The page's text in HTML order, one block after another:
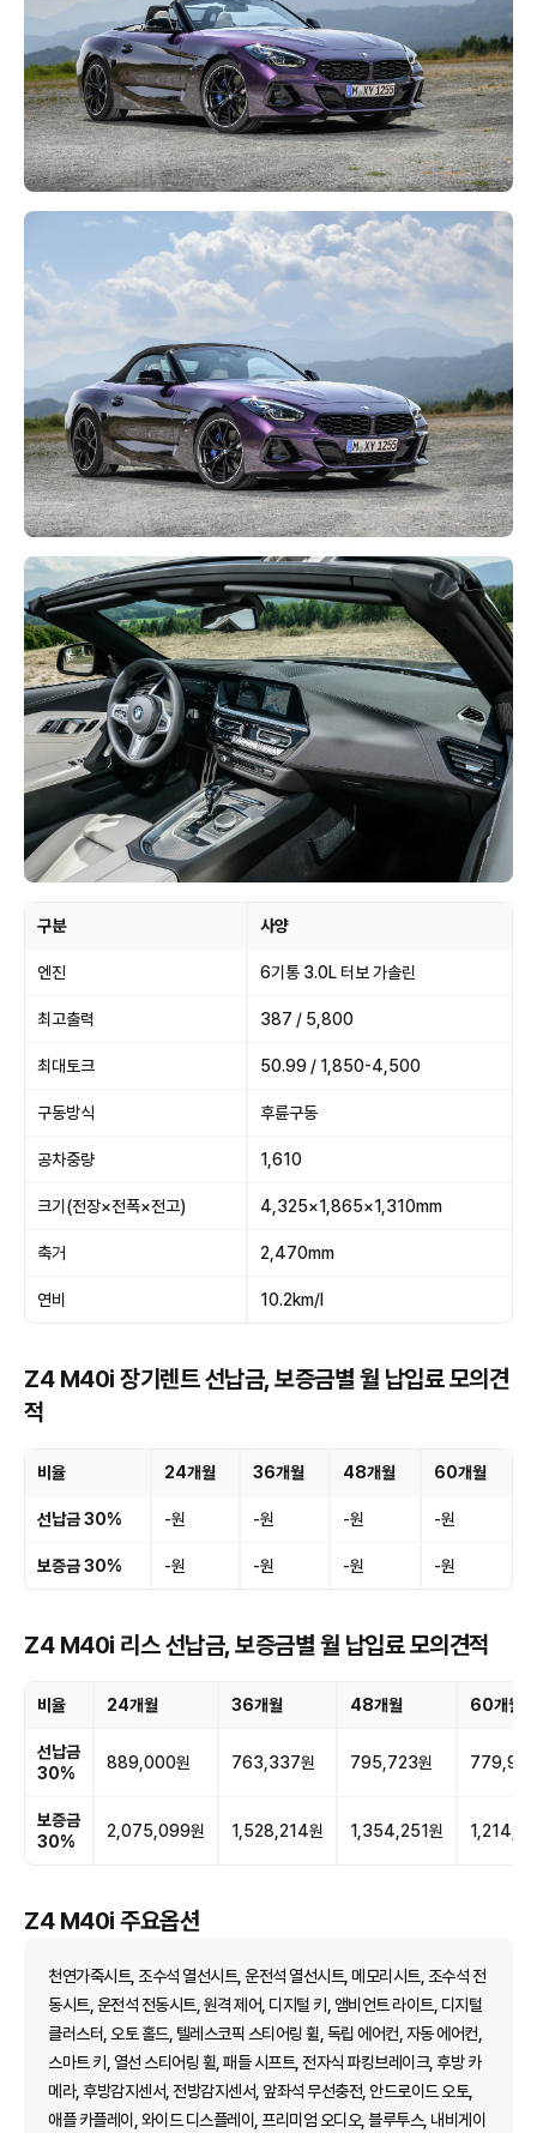
구분 사양
엔진 6기통 3.0L 터보 가솔린
최고출력 387 / 5,800
최대토크 50.99 / 1,850-4,500
구동방식 후륜구동
공차중량 1,610
크기(전장×전폭×전고) 4,325×1,865×1,310mm
축거 2,470mm
연비 10.2km/l
Z4 M40i 장기렌트 선납금, 보증금별 월 납입료 모의견
적
비율 24개월 36개월 48개월 60개월
선납금 30% -원 -원 -원 -원
보증금 30% -원 -원 -원 -원
Z4 M40i 리스 선납금, 보증금별 월 납입료 모의견적
비율 24개월 36개월 48개월 60개월
선납금
30%
889,000원 763,337원 795,723원
보증금
30%
2,075,099원 1,528,214원 1,354,251원
Z4 M40i 주요옵션
천연가죽시트, 조수석 열선시트, 운전석 열선시트, 메모리시트, 조수석 전
동시트, 운전석 전동시트, 원격 제어, 디지털 키, 앰비언트 라이트, 디지털
클러스터, 오토 홀드, 텔레스코픽 스티어링 휠, 독립 에어컨, 자동 에어컨,
스마트 키, 열선 스티어링 휠, 패들 시프트, 전자식 파킹브레이크, 후방 카
메라, 후방감지센서, 전방감지센서, 앞좌석 무선충전, 안드로이드 오토,
애플 카플레이, 와이드 디스플레이, 프리미엄 오디오, 블루투스, 내비게이